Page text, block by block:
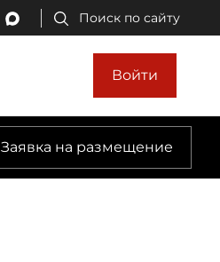
Поиск по сайту
Войти
Заявка на размещение